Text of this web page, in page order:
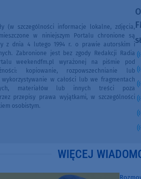
(w szczególności informacje lokalne, zdjęcia,
w niniejszym Portalu chronione są
z dnia 4 lutego 1994 r. o prawie autorskim i
Zabronione jest bez zgody Redakcji Radia
weekendfm.pl wyrażonej na piśmie pod
kopiowanie, rozpowszechnianie lub
w całości lub we fragmentach
materiałów lub innych treści poza
przepisy prawa wyjątkami, w szczególności
osobistym.
WIĘCEJ